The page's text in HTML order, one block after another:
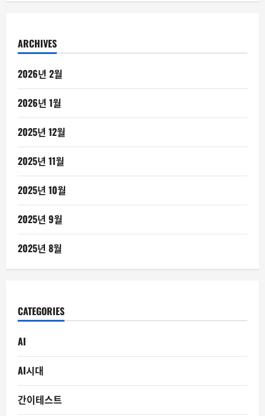
ARCHIVES
2026년 2월
2026년 1월
2025년 12월
2025년 11월
2025년 10월
2025년 9월
2025년 8월
CATEGORIES
AI
AI시대
간이테스트